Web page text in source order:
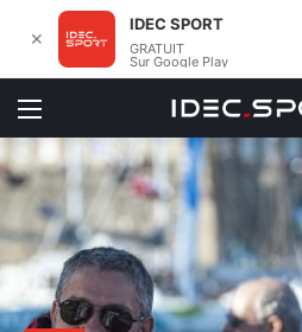
Menu
✕
IDEC SPORT
GRATUIT
Sur Google Play